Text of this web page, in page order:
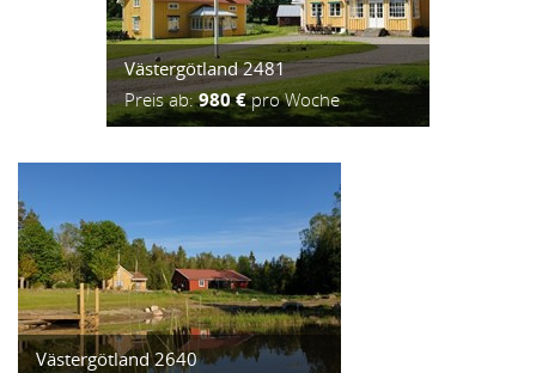
Västergötland 2481
Preis ab:980 €pro Woche
Västergötland 2640